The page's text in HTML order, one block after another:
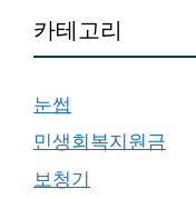
카테고리
눈썹
민생회복지원금
보청기